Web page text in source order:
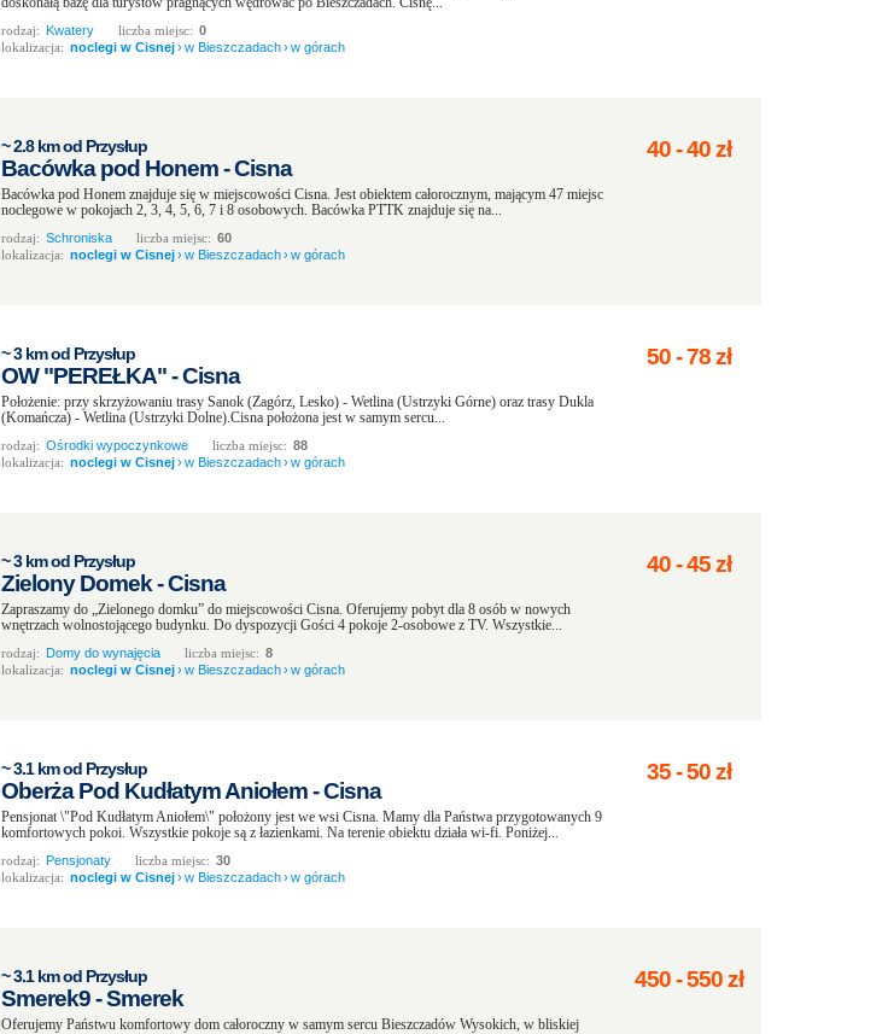
rodzaj: Kwatery liczba miejsc: 0
lokalizacja: noclegi w Cisnej›w Bieszczadach›w górach
~ 2.8 km od Przysłup
Bacówka pod Honem - Cisna
Bacówka pod Honem znajduje się w miejscowości Cisna. Jest obiektem całorocznym, mającym 47 miejsc
noclegowe w pokojach 2, 3, 4, 5, 6, 7 i 8 osobowych. Bacówka PTTK znajduje się na...
rodzaj: Schroniska liczba miejsc: 60
lokalizacja: noclegi w Cisnej›w Bieszczadach›w górach
40-40zł
~ 3 km od Przysłup
OW "PEREŁKA" - Cisna
Położenie: przy skrzyżowaniu trasy Sanok (Zagórz, Lesko) - Wetlina (Ustrzyki Górne) oraz trasy Dukla
(Komańcza) - Wetlina (Ustrzyki Dolne).Cisna położona jest w samym sercu...
rodzaj: Ośrodki wypoczynkowe liczba miejsc: 88
lokalizacja: noclegi w Cisnej›w Bieszczadach›w górach
50-78zł
~ 3 km od Przysłup
Zielony Domek - Cisna
Zapraszamy do „Zielonego domku” do miejscowości Cisna. Oferujemy pobyt dla 8 osób w nowych
wnętrzach wolnostojącego budynku. Do dyspozycji Gości 4 pokoje 2-osobowe z TV. Wszystkie...
rodzaj: Domy do wynajęcia liczba miejsc: 8
lokalizacja: noclegi w Cisnej›w Bieszczadach›w górach
40-45zł
~ 3.1 km od Przysłup
Oberża Pod Kudłatym Aniołem - Cisna
Pensjonat \"Pod Kudłatym Aniołem\" położony jest we wsi Cisna. Mamy dla Państwa przygotowanych 9
komfortowych pokoi. Wszystkie pokoje są z łazienkami. Na terenie obiektu działa wi-fi. Poniżej...
rodzaj: Pensjonaty liczba miejsc: 30
lokalizacja: noclegi w Cisnej›w Bieszczadach›w górach
35-50zł
~ 3.1 km od Przysłup
Smerek9 - Smerek
Oferujemy Państwu komfortowy dom całoroczny w samym sercu Bieszczadów Wysokich, w bliskiej
450-550zł